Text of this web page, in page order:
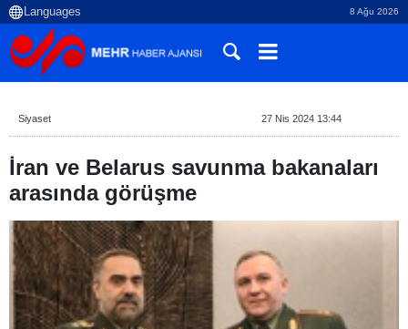
8 Ağu 2026
Siyaset 27 Nis 2024 13:44
İran ve Belarus savunma bakanaları
arasında görüşme